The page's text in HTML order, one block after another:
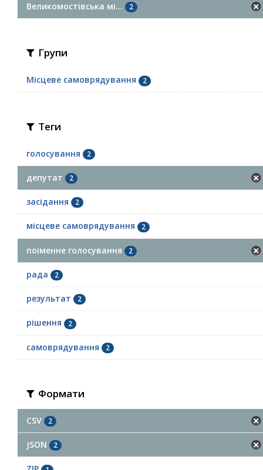
Великомостівська мі... 2
Групи
Місцеве самоврядування 2
Теги
голосування 2
депутат 2
засідання 2
місцеве самоврядування 2
поіменне голосування 2
рада 2
результат 2
рішення 2
самоврядування 2
Формати
CSV 2
JSON 2